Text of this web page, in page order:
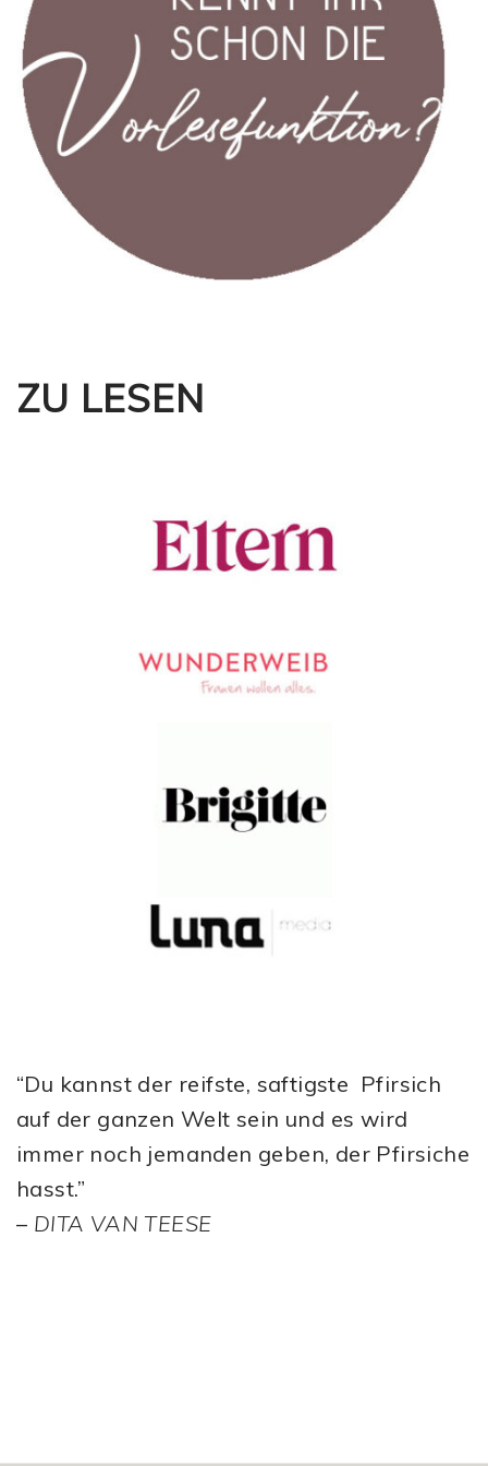
ZU LESEN
“Du kannst der reifste, saftigste Pfirsich
auf der ganzen Welt sein und es wird
immer noch jemanden geben, der Pfirsiche
hasst.”
– DITA VAN TEESE